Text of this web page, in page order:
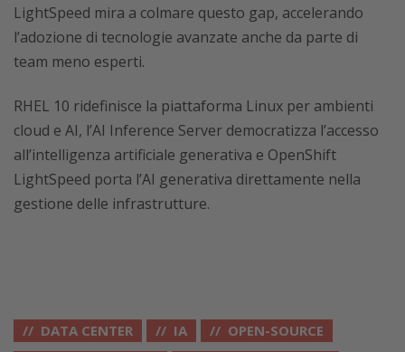
LightSpeed mira a colmare questo gap, accelerando
l’adozione di tecnologie avanzate anche da parte di
team meno esperti.
RHEL 10 ridefinisce la piattaforma Linux per ambienti
cloud e AI, l’AI Inference Server democratizza l’accesso
all’intelligenza artificiale generativa e OpenShift
LightSpeed porta l’AI generativa direttamente nella
gestione delle infrastrutture.
DATA CENTER IA
OPEN-SOURCE